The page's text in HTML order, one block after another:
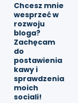
Chcesz mnie
wesprzeć w
rozwoju
bloga?
Zachęcam
do
postawienia
kawy i
sprawdzenia
moich
sociali!